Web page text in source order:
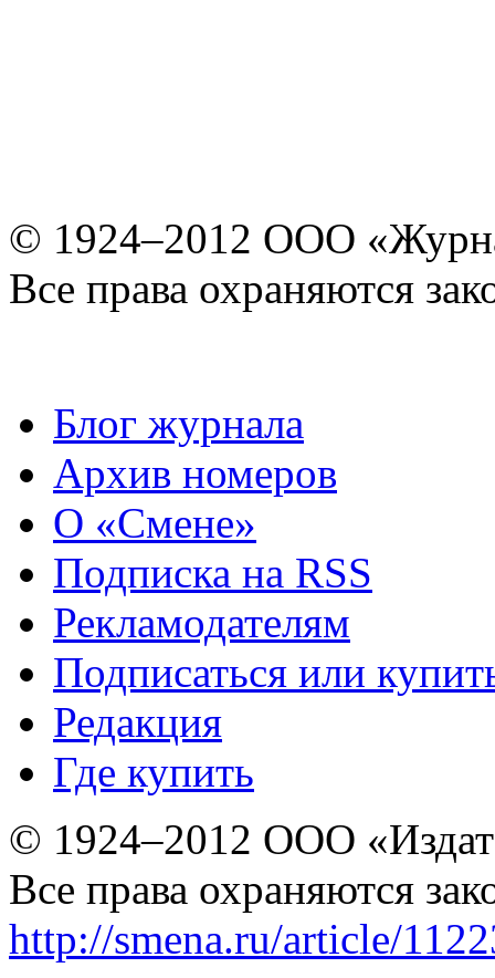
© 1924–2012 ООО
Все права охраняются
Блог журнала
Архив номеров
О «Смене»
Подписка на RSS
Рекламодателям
Подписаться или
Редакция
Где купить
© 1924–2012 ООО
Все права охраняются
http://smena.ru/article/